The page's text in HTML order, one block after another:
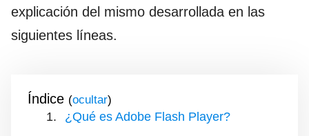
explicación del mismo desarrollada en las
siguientes líneas.
Índice ( )
¿Qué es Adobe Flash Player?